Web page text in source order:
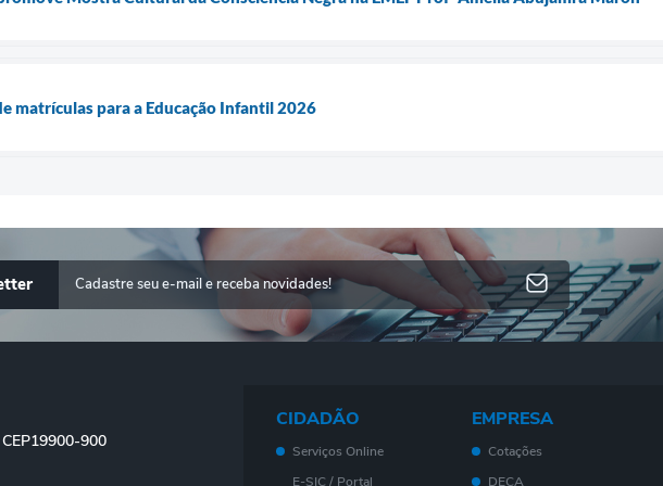
matrículas para a Educação Infantil 2026
900
CIDADÃO
Serviços Online
E-SIC / Portal
EMPRESA
Cotações
DECA